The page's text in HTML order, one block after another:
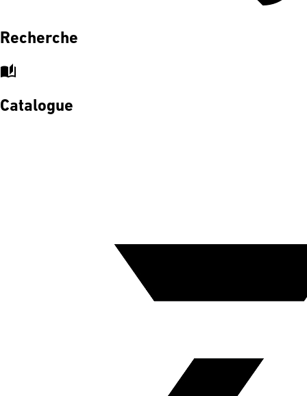
Recherche
auto_stories
Catalogue